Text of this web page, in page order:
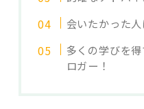
会いたかった人
多くの学びを
ロガー！